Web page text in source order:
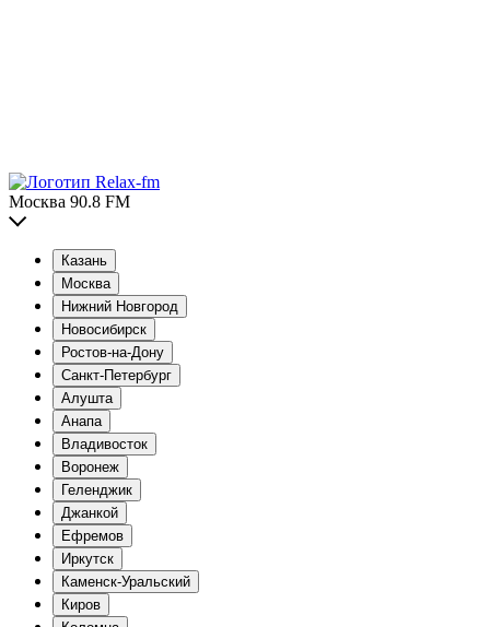
Москва 90.8 FM
Казань
Москва
Нижний Новгород
Новосибирск
Ростов-на-Дону
Санкт-Петербург
Алушта
Анапа
Владивосток
Воронеж
Геленджик
Джанкой
Ефремов
Иркутск
Каменск-Уральский
Киров